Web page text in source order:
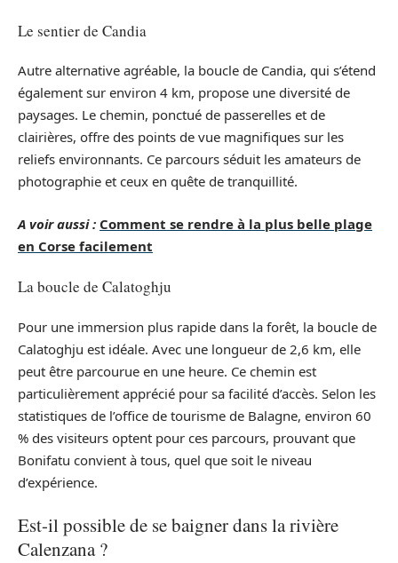
Le sentier de Candia
Autre alternative agréable, la boucle de Candia, qui s’étend
également sur environ 4 km, propose une diversité de
paysages. Le chemin, ponctué de passerelles et de
clairières, offre des points de vue magnifiques sur les
reliefs environnants. Ce parcours séduit les amateurs de
photographie et ceux en quête de tranquillité.
A voir aussi : Comment se rendre à la plus belle plage
en Corse facilement
La boucle de Calatoghju
Pour une immersion plus rapide dans la forêt, la boucle de
Calatoghju est idéale. Avec une longueur de 2,6 km, elle
peut être parcourue en une heure. Ce chemin est
particulièrement apprécié pour sa facilité d’accès. Selon les
statistiques de l’office de tourisme de Balagne, environ 60
% des visiteurs optent pour ces parcours, prouvant que
Bonifatu convient à tous, quel que soit le niveau
d’expérience.
Est-il possible de se baigner dans la rivière
Calenzana ?